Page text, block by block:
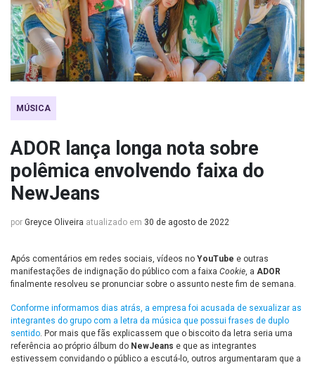
MÚSICA
ADOR lança longa nota sobre
polêmica envolvendo faixa do
NewJeans
por Greyce Oliveira atualizado em 30 de agosto de 2022
Após comentários em redes sociais, vídeos no YouTube e outras
manifestações de indignação do público com a faixa Cookie, a ADOR
finalmente resolveu se pronunciar sobre o assunto neste fim de semana.
Conforme informamos dias atrás, a empresa foi acusada de sexualizar as
integrantes do grupo com a letra da música que possui frases de duplo
sentido. Por mais que fãs explicassem que o biscoito da letra seria uma
referência ao próprio álbum do NewJeans e que as integrantes
estivessem convidando o público a escutá-lo, outros argumentaram que a